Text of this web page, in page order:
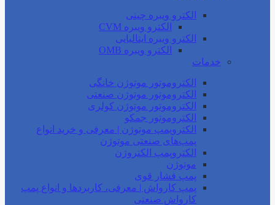
الکترو ویبره چینی
الکترو ویبره CVM
الکترو ویبره ایتالیایی
الکترو ویبره OMB
خدمات
الکتروموتور موتوژن خانگی
الکتروموتور موتوژن صنعتی
الکتروموتور موتوژن کولری
الکتروموتور جمکو
الکتروپمپ موتوژن | معرفی و خرید انواع
پمپ‌های صنعتی موتوژن
الکتروپمپ الکتروژن
موتوژن
پمپ فشار قوی
پمپ کارواش | معرفی، کاربردها و انواع پمپ
کارواش صنعتی